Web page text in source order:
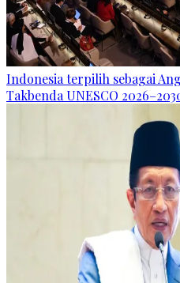
Indonesia terpilih sebagai
Takbenda UNESCO